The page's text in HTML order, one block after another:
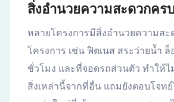
สิ่งอำนวยความสะดวกคร
หลายโครงการมีสิ่งอำนวยความสะ
โครงการ เช่น ฟิตเนส สระว่ายน้ำ
ชั่วโมง และที่จอดรถส่วนตัว ทำให้ไ
สิ่งเหล่านี้จากที่อื่น แถมยังตอบโจท